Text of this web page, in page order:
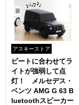
アスキーストア
ビートに合わせてラ
イトが強弱して点
灯！ メルセデス・
ベンツ AMG G 63 B
luetoothスピーカー